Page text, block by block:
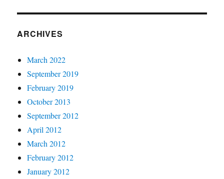
ARCHIVES
March 2022
September 2019
February 2019
October 2013
September 2012
April 2012
March 2012
February 2012
January 2012